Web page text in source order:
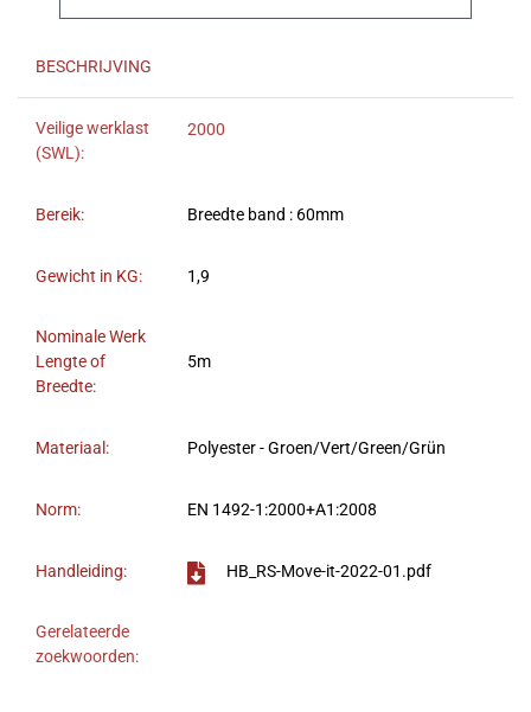
BESCHRIJVING
Veilige werklast
(SWL):
2000
Bereik: Breedte band : 60mm
Gewicht in KG: 1,9
Nominale Werk
Lengte of
Breedte:
5m
Materiaal: Polyester - Groen/Vert/Green/Grün
Norm: EN 1492-1:2000+A1:2008
Handleiding: HB_RS-Move-it-2022-01.pdf
Gerelateerde
zoekwoorden: